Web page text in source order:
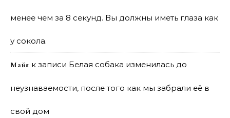
менее чем за 8 секунд. Вы должны иметь глаза как
у сокола.
Майя к записи Белая собака изменилась до
неузнаваемости, после того как мы забрали её в
свой дом